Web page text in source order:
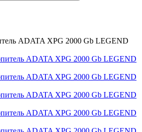
ADATA XPG 2000 Gb LEGEND